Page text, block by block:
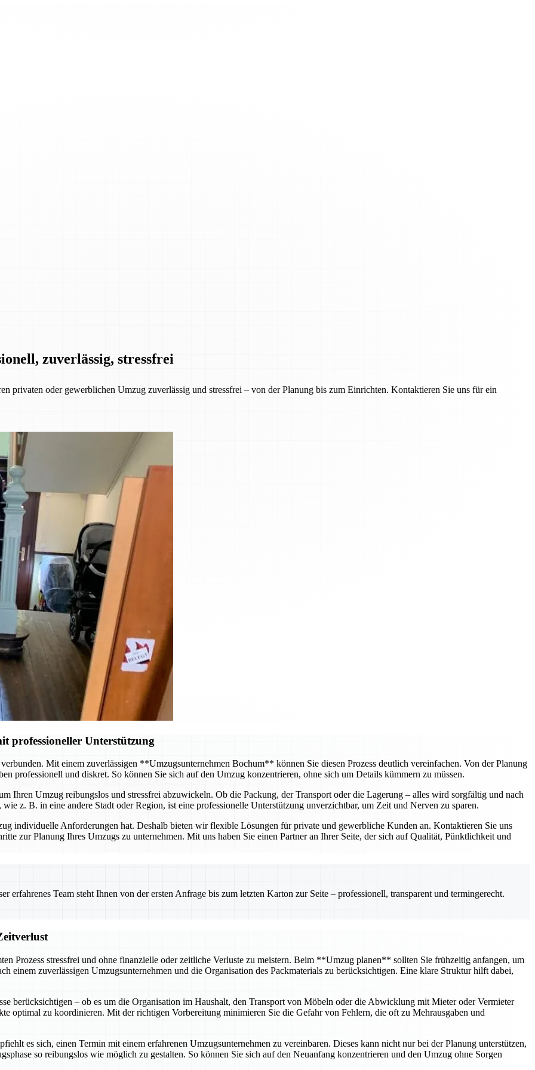
zuverlässig, stressfrei
privaten oder gewerblichen Umzug zuverlässig und stressfrei – von der Planung bis zum Einrichten. Kontaktieren Sie uns für ein
professioneller Unterstützung
Mit einem zuverlässigen **Umzugsunternehmen Bochum** können Sie diesen Prozess deutlich vereinfachen. Von der Planung
professionell und diskret. So können Sie sich auf den Umzug konzentrieren, ohne sich um Details kümmern zu müssen.
Ihren Umzug reibungslos und stressfrei abzuwickeln. Ob die Packung, der Transport oder die Lagerung – alles wird sorgfältig und nach
z. B. in eine andere Stadt oder Region, ist eine professionelle Unterstützung unverzichtbar, um Zeit und Nerven zu sparen.
individuelle Anforderungen hat. Deshalb bieten wir flexible Lösungen für private und gewerbliche Kunden an. Kontaktieren Sie uns
zur Planung Ihres Umzugs zu unternehmen. Mit uns haben Sie einen Partner an Ihrer Seite, der sich auf Qualität, Pünktlichkeit und
erfahrenes Team steht Ihnen von der ersten Anfrage bis zum letzten Karton zur Seite – professionell, transparent und termingerecht.
Prozess stressfrei und ohne finanzielle oder zeitliche Verluste zu meistern. Beim **Umzug planen** sollten Sie frühzeitig anfangen, um
einem zuverlässigen Umzugsunternehmen und die Organisation des Packmaterials zu berücksichtigen. Eine klare Struktur hilft dabei,
berücksichtigen – ob es um die Organisation im Haushalt, den Transport von Möbeln oder die Abwicklung mit Mieter oder Vermieter
optimal zu koordinieren. Mit der richtigen Vorbereitung minimieren Sie die Gefahr von Fehlern, die oft zu Mehrausgaben und
es sich, einen Termin mit einem erfahrenen Umzugsunternehmen zu vereinbaren. Dieses kann nicht nur bei der Planung unterstützen,
so reibungslos wie möglich zu gestalten. So können Sie sich auf den Neuanfang konzentrieren und den Umzug ohne Sorgen